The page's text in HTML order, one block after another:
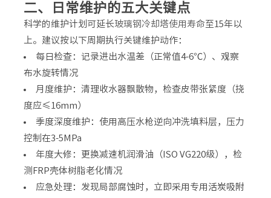
二、日常维护的五大关键点
科学的维护计划可延长玻璃钢冷却塔使用寿命 至15年以
上。建议按以下周期执行关键维护动作：
每日检查：记录进出水温差（正常值4-6℃）、观察
布水旋转情况
月度维护：清理收水器飘散物，检查皮带张紧度（挠
度应≤16mm）
季度深度维护：使用高压水枪逆向冲洗填料层，压力
控制在3-5MPa
年度大修：更换减速机润滑油（ISO VG220级），检
测FRP壳体树脂老化情况
应急处理：发现局部腐蚀时，立即采用专用 活炭吸附